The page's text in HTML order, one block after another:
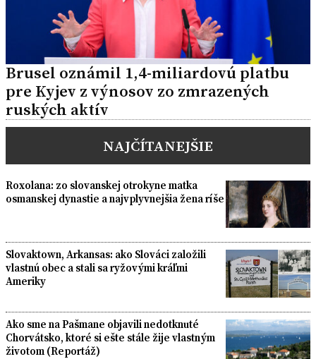
Brusel oznámil 1,4-miliardovú platbu
pre Kyjev z výnosov zo zmrazených
ruských aktív
NAJČÍTANEJŠIE
Roxolana: zo slovanskej otrokyne matka
osmanskej dynastie a najvplyvnejšia žena ríše
Slovaktown, Arkansas: ako Slováci založili
vlastnú obec a stali sa ryžovými kráľmi
Ameriky
Ako sme na Pašmane objavili nedotknuté
Chorvátsko, ktoré si ešte stále žije vlastným
životom (Reportáž)